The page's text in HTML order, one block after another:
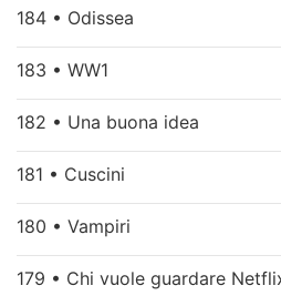
184 • Odissea
183 • WW1
182 • Una buona idea
181 • Cuscini
180 • Vampiri
179 • Chi vuole guardare